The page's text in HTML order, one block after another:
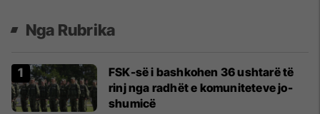
Nga Rubrika
FSK-së i bashkohen 36 ushtarë të
rinj nga radhët e komuniteteve jo-
shumicë